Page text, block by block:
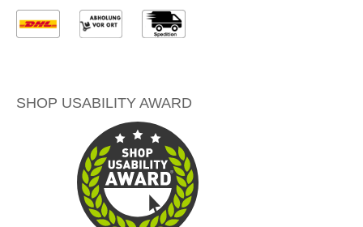
SHOP USABILITY AWARD